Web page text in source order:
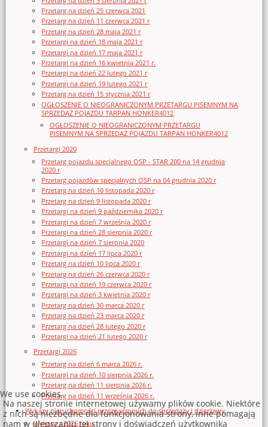
Przetarg na dzień 25 czerwca 2021
Przetarg na dzień 11 czerwca 2021 r
Przetarg na dzień 28 maja 2021 r
Przetargi na dzień 18 maja 2021 r
Przetargi na dzień 17 maja 2021 r
Przetargi na dzień 16 kwietnia 2021 r.
Przetargi na dzień 22 lutego 2021 r
Przetargi na dzień 19 lutego 2021 r
Przetarg na dzień 15 stycznia 2021 r
OGŁOSZENIE O NIEOGRANICZONYM PRZETARGU PISEMNYM NA
SPRZEDAŻ POJAZDU TARPAN HONKER4012
OGŁOSZENIE O NIEOGRANICZONYM PRZETARGU
PISEMNYM NA SPRZEDAŻ POJAZDU TARPAN HONKER4012
Przetargi 2020
Przetarg pojazdu specjalnego OSP - STAR 200 na 14 grudnia
2020 r
Przetarg pojazdów specjalnych OSP na 04 grudnia 2020 r
Przetarg na dzień 10 listopada 2020 r
Przetarg na dzień 9 listopada 2020 r
Przetargi na dzień 9 października 2020 r
Przetargi na dzień 7 września 2020 r
Przetargi na dzień 28 sierpnia 2020 r
Przetargi na dzień 7 sierpnia 2020
Przetargi na dzień 17 lipca 2020 r
Przetarg na dzień 10 lipca 2020 r
Przetarg na dzień 26 czerwca 2020 r
Przetargi na dzień 19 czerwca 2020 r
Przetargi na dzień 3 kwietnia 2020 r
Przetarg na dzień 30 marca 2020 r
Przetarg na dzień 23 marca 2020 r
Przetarg na dzień 28 lutego 2020 r
Przetargi na dzień 21 lutego 2020 r
Przetargi 2026
Przetarg na dzień 6 marca 2026 r.
Przetargi na dzień 10 sierpnia 2026 r.
Przetarg na dzień 11 sierpnia 2026 r.
Przetarg na dzień 11 września 2026 r.
Wykazy nieruchomości przeznaczonych do sprzedaży i dzierżawy
Wykazy z 2026 roku
We use cookies
Na naszej stronie internetowej używamy plików cookie. Niektóre
z nich są niezbędne dla funkcjonowania strony, inne pomagają
nam w ulepszaniu tej strony i doświadczeń użytkownika